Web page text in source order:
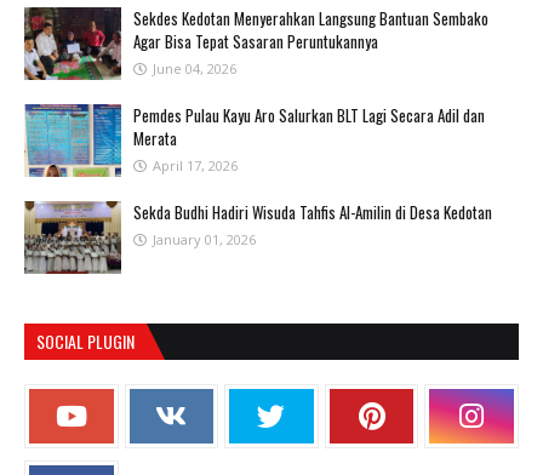
Sekdes Kedotan Menyerahkan Langsung Bantuan Sembako
Agar Bisa Tepat Sasaran Peruntukannya
June 04, 2026
Pemdes Pulau Kayu Aro Salurkan BLT Lagi Secara Adil dan
Merata
April 17, 2026
Sekda Budhi Hadiri Wisuda Tahfis Al-Amilin di Desa Kedotan
January 01, 2026
SOCIAL PLUGIN